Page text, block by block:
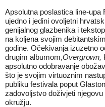
Apsolutna poslastica line-upa
ujedno i jedini ovoljetni
genijalnog glazbenika i
na koljena svojim
godine. Očekivanja izuzetno
drugim albumom,Overgrown,
apsolutno odobravanje
što je svojim virtuoznim
publiku festivala poput
zadovoljstvo doživjeti
okružju.